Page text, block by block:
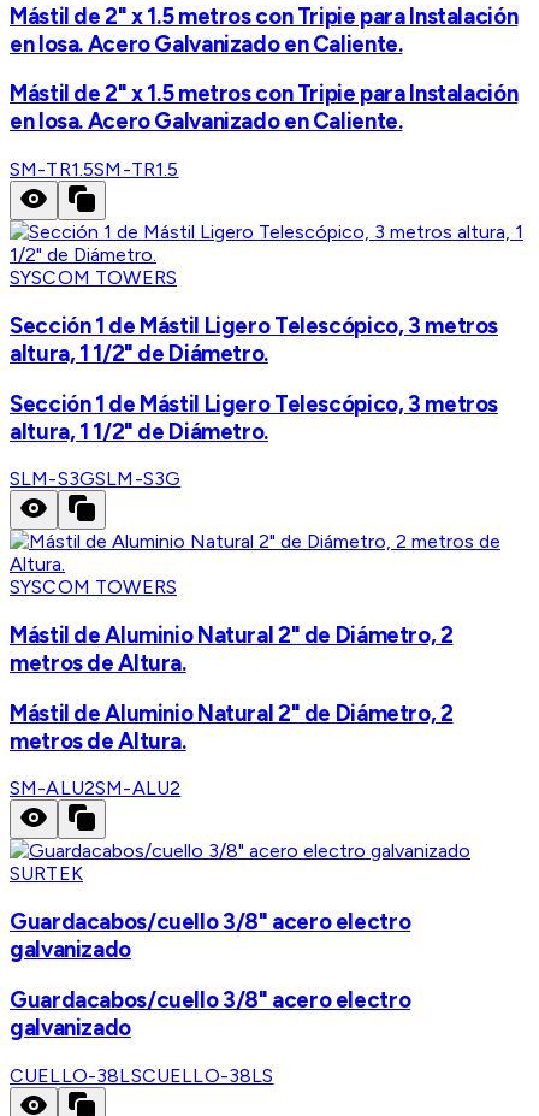
Mástil de 2" x 1.5 metros con Tripie para Instalación
en losa. Acero Galvanizado en Caliente.
Mástil de 2" x 1.5 metros con Tripie para Instalación
en losa. Acero Galvanizado en Caliente.
SM-TR1.5SM-TR1.5
SYSCOM TOWERS
Sección 1 de Mástil Ligero Telescópico, 3 metros
altura, 1 1/2" de Diámetro.
Sección 1 de Mástil Ligero Telescópico, 3 metros
altura, 1 1/2" de Diámetro.
SLM-S3GSLM-S3G
SYSCOM TOWERS
Mástil de Aluminio Natural 2" de Diámetro, 2
metros de Altura.
Mástil de Aluminio Natural 2" de Diámetro, 2
metros de Altura.
SM-ALU2SM-ALU2
SURTEK
Guardacabos/cuello 3/8" acero electro
galvanizado
Guardacabos/cuello 3/8" acero electro
galvanizado
CUELLO-38LSCUELLO-38LS